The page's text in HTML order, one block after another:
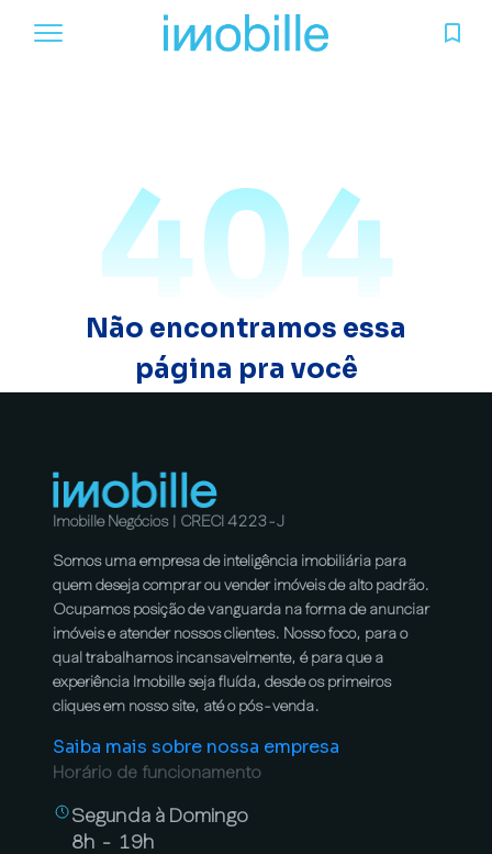
404
Não encontramos essa
página pra você
Imobille Negócios | CRECI 4223-J
Somos uma empresa de inteligência imobiliária para
quem deseja comprar ou vender imóveis de alto padrão.
Ocupamos posição de vanguarda na forma de anunciar
imóveis e atender nossos clientes. Nosso foco, para o
qual trabalhamos incansavelmente, é para que a
experiência Imobille seja fluída, desde os primeiros
cliques em nosso site, até o pós-venda.
Saiba mais sobre nossa empresa
Horário de funcionamento
Segunda à Domingo
8h - 19h